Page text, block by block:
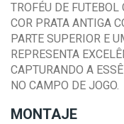
TROFÉU DE FUTEBOL
COR PRATA ANTIGA
PARTE SUPERIOR E
REPRESENTA
CAPTURANDO A
NO CAMPO DE JOGO.
MONTAJE